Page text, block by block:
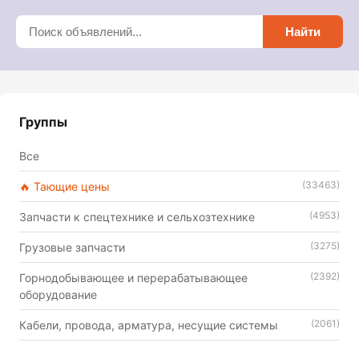
Найти
Группы
Все
🔥 Тающие цены (33463)
Запчасти к спецтехнике и сельхозтехнике (4953)
Грузовые запчасти (3275)
Горнодобывающее и перерабатывающее
оборудование
(2392)
Кабели, провода, арматура, несущие системы (2061)